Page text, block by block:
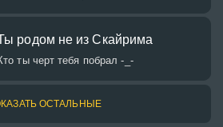
родом не из Скайрима
ты черт тебя побрал -_-
ОСТАЛЬНЫЕ